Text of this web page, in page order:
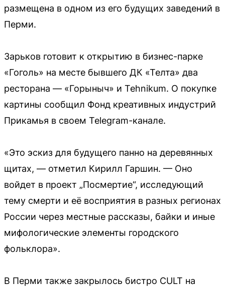
размещена в одном из его будущих заведений в
Перми.
Зарьков готовит к открытию в бизнес-парке
«Гоголь» на месте бывшего ДК «Телта» два
ресторана — «Горыныч» и Tehnikum. О покупке
картины сообщил Фонд креативных индустрий
Прикамья в своем Telegram-канале.
«Это эскиз для будущего панно на деревянных
щитах, — отметил Кирилл Гаршин. — Оно
войдет в проект „Посмертие“, исследующий
тему смерти и её восприятия в разных регионах
России через местные рассказы, байки и иные
мифологические элементы городского
фольклора».
В Перми также закрылось бистро CULT на